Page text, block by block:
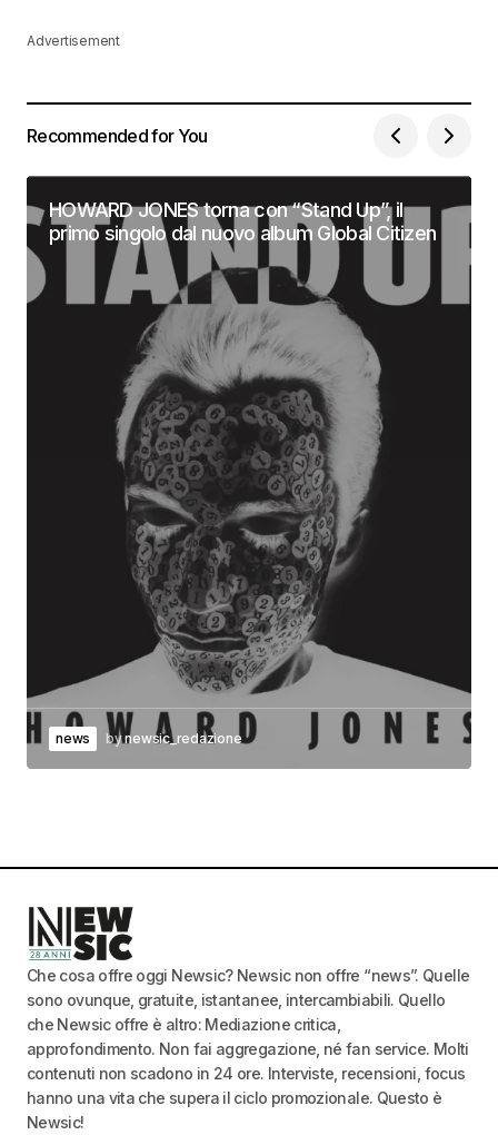
Advertisement
Recommended for You
HOWARD JONES torna con “Stand Up”, il
primo singolo dal nuovo album Global Citizen
news bynewsic_redazione
Che cosa offre oggi Newsic? Newsic non offre “news”. Quelle
sono ovunque, gratuite, istantanee, intercambiabili. Quello
che Newsic offre è altro: Mediazione critica,
approfondimento. Non fai aggregazione, né fan service. Molti
contenuti non scadono in 24 ore. Interviste, recensioni, focus
hanno una vita che supera il ciclo promozionale. Questo è
Newsic!